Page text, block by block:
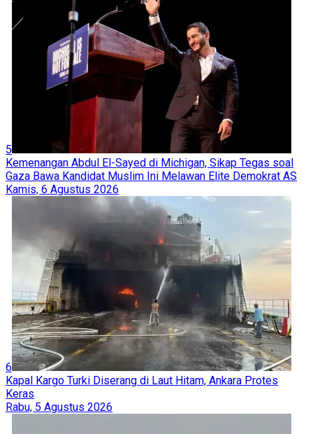
5
Kemenangan Abdul El-Sayed di Michigan, Sikap Tegas soal
Gaza Bawa Kandidat Muslim Ini Melawan Elite Demokrat AS
Kamis, 6 Agustus 2026
6
Kapal Kargo Turki Diserang di Laut Hitam, Ankara Protes
Keras
Rabu, 5 Agustus 2026